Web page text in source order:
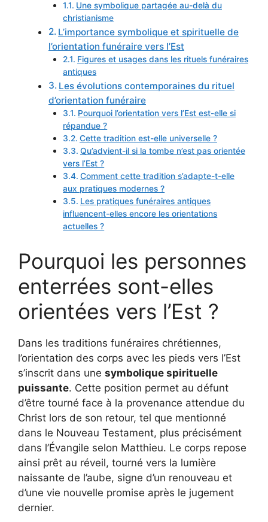
Une symbolique partagée au-delà du
christianisme
L’importance symbolique et spirituelle de
l’orientation funéraire vers l’Est
Figures et usages dans les rituels funéraires
antiques
Les évolutions contemporaines du rituel
d’orientation funéraire
Pourquoi l’orientation vers l’Est est-elle si
répandue ?
Cette tradition est-elle universelle ?
Qu’advient-il si la tombe n’est pas orientée
vers l’Est ?
Comment cette tradition s’adapte-t-elle
aux pratiques modernes ?
Les pratiques funéraires antiques
influencent-elles encore les orientations
actuelles ?
Pourquoi les personnes
enterrées sont-elles
orientées vers l’Est ?
Dans les traditions funéraires chrétiennes,
l’orientation des corps avec les pieds vers l’Est
s’inscrit dans une symbolique spirituelle
puissante. Cette position permet au défunt
d’être tourné face à la provenance attendue du
Christ lors de son retour, tel que mentionné
dans le Nouveau Testament, plus précisément
dans l’Évangile selon Matthieu. Le corps repose
ainsi prêt au réveil, tourné vers la lumière
naissante de l’aube, signe d’un renouveau et
d’une vie nouvelle promise après le jugement
dernier.